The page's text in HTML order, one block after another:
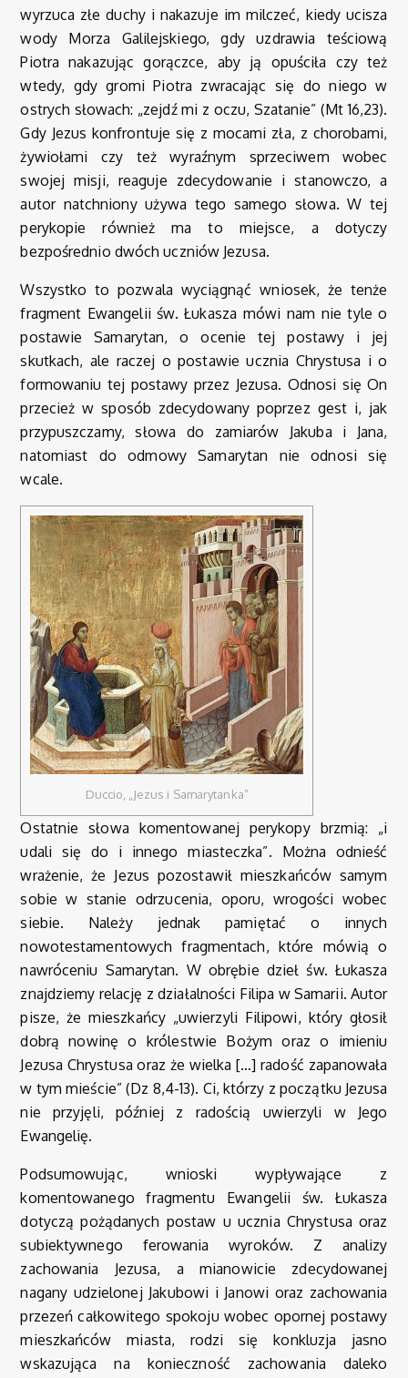
wyrzuca złe duchy i nakazuje im milczeć, kiedy ucisza
wody Morza Galilejskiego, gdy uzdrawia teściową
Piotra nakazując gorączce, aby ją opuściła czy też
wtedy, gdy gromi Piotra zwracając się do niego w
ostrych słowach: „zejdź mi z oczu, Szatanie” (Mt 16,23).
Gdy Jezus konfrontuje się z mocami zła, z chorobami,
żywiołami czy też wyraźnym sprzeciwem wobec
swojej misji, reaguje zdecydowanie i stanowczo, a
autor natchniony używa tego samego słowa. W tej
perykopie również ma to miejsce, a dotyczy
bezpośrednio dwóch uczniów Jezusa.
Wszystko to pozwala wyciągnąć wniosek, że tenże
fragment Ewangelii św. Łukasza mówi nam nie tyle o
postawie Samarytan, o ocenie tej postawy i jej
skutkach, ale raczej o postawie ucznia Chrystusa i o
formowaniu tej postawy przez Jezusa. Odnosi się On
przecież w sposób zdecydowany poprzez gest i, jak
przypuszczamy, słowa do zamiarów Jakuba i Jana,
natomiast do odmowy Samarytan nie odnosi się
wcale.
Duccio, „Jezus i Samarytanka”
Ostatnie słowa komentowanej perykopy brzmią: „i
udali się do i innego miasteczka”. Można odnieść
wrażenie, że Jezus pozostawił mieszkańców samym
sobie w stanie odrzucenia, oporu, wrogości wobec
siebie. Należy jednak pamiętać o innych
nowotestamentowych fragmentach, które mówią o
nawróceniu Samarytan. W obrębie dzieł św. Łukasza
znajdziemy relację z działalności Filipa w Samarii. Autor
pisze, że mieszkańcy „uwierzyli Filipowi, który głosił
dobrą nowinę o królestwie Bożym oraz o imieniu
Jezusa Chrystusa oraz że wielka […] radość zapanowała
w tym mieście” (Dz 8,4-13). Ci, którzy z początku Jezusa
nie przyjęli, później z radością uwierzyli w Jego
Ewangelię.
Podsumowując, wnioski wypływające z
komentowanego fragmentu Ewangelii św. Łukasza
dotyczą pożądanych postaw u ucznia Chrystusa oraz
subiektywnego ferowania wyroków. Z analizy
zachowania Jezusa, a mianowicie zdecydowanej
nagany udzielonej Jakubowi i Janowi oraz zachowania
przezeń całkowitego spokoju wobec opornej postawy
mieszkańców miasta, rodzi się konkluzja jasno
wskazująca na konieczność zachowania daleko